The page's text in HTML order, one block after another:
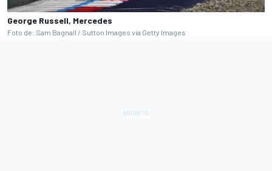
George Russell, Mercedes
Foto de: Sam Bagnall / Sutton Images via Getty Images